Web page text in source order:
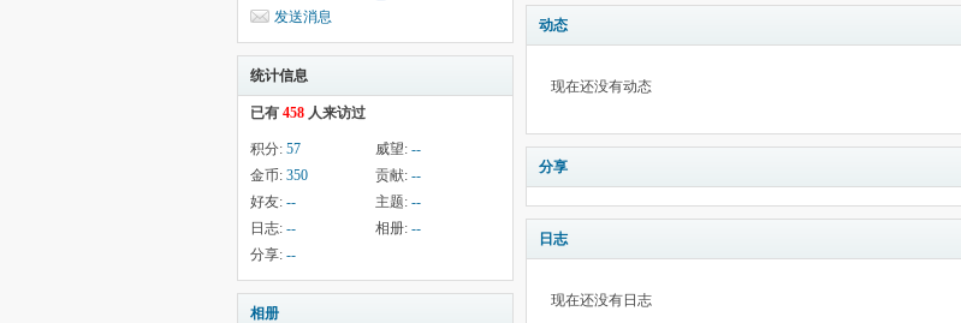
发送消息
统计信息
已有 458 人来访过
积分: 57 威望: --
金币: 350 贡献: --
好友: -- 主题: --
日志: -- 相册: --
分享: --
相册
动态
现在还没有动态
分享
日志
现在还没有日志